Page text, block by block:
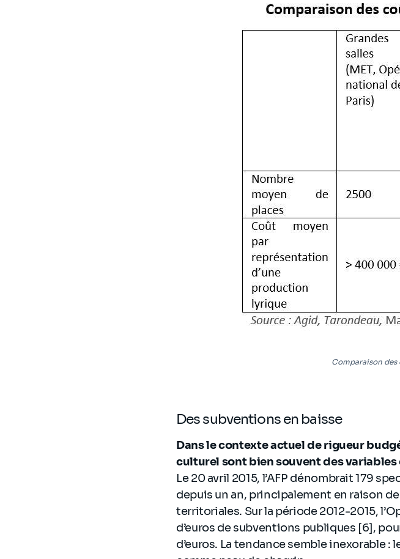
Comparaison
Des subventions en baisse
Dans le contexte actuel de rigueur
culturel sont bien souvent des variables
Le 20 avril 2015, l’AFP dénombrait 179
depuis un an, principalement en raison
territoriales. Sur la période 2012-2015,
d’euros de subventions publiques [6],
d’euros. La tendance semble inexorable